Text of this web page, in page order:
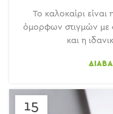
Το καλοκαίρι
όμορφων στιγμών με
και η
15